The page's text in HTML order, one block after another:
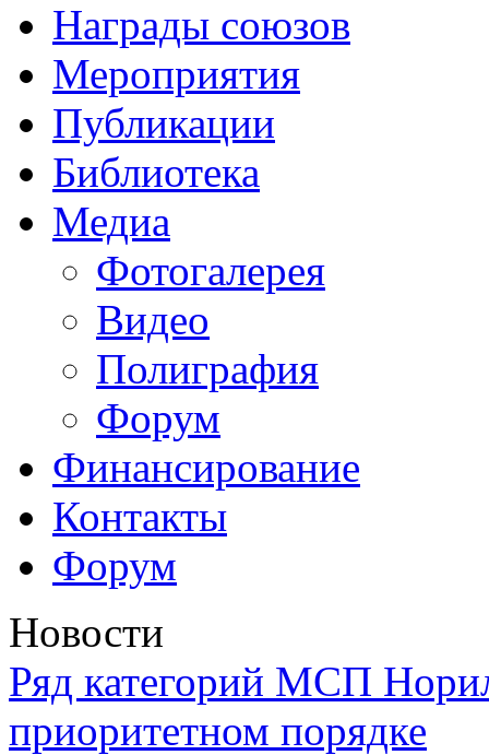
Награды союзов
Мероприятия
Публикации
Библиотека
Медиа
Фотогалерея
Видео
Полиграфия
Форум
Финансирование
Контакты
Форум
Новости
Ряд категорий МСП
приоритетном порядке